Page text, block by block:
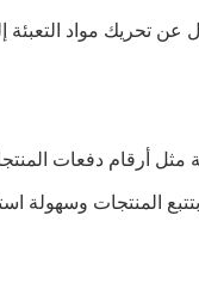
عن تحريك مواد
أرقام دفعات
المنتجات وسهولة